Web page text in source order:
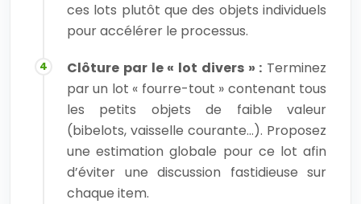
ces lots plutôt que des objets individuels
pour accélérer le processus.
Clôture par le « lot divers » : Terminez
par un lot « fourre-tout » contenant tous
les petits objets de faible valeur
(bibelots, vaisselle courante…). Proposez
une estimation globale pour ce lot afin
d’éviter une discussion fastidieuse sur
chaque item.